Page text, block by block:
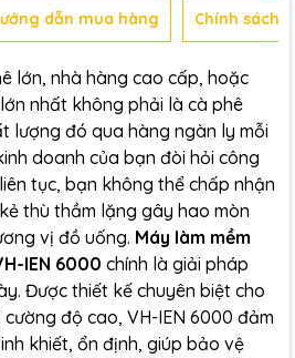
dẫn mua hàng Chính sách
lớn, nhà hàng cao cấp, hoặc
nhất không phải là cà phê
lượng đó qua hàng ngàn ly mỗi
doanh của bạn đòi hỏi công
tục, bạn không thể chấp nhận
thù thầm lặng gây hao mòn
vị đồ uống. Máy làm mềm
IEN 6000 chính là giải pháp
Được thiết kế chuyên biệt cho
độ cao, VH-IEN 6000 đảm
khiết, ổn định, giúp bảo vệ